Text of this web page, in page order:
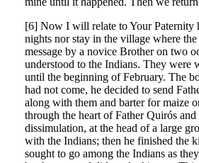
[6] Now I will relate to Your Paternity
nights nor stay in the village where
message by a novice Brother on two
understood to the Indians. They were
until the beginning of February. The
had not come, he decided to send
along with them and barter for maize
through the heart of Father Quirós
dissimulation, at the head of a large
with the Indians; then he finished the
sought to go among the Indians as